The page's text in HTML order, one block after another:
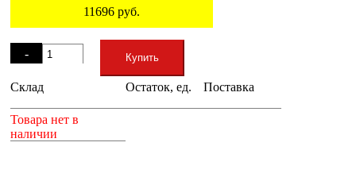
11696 руб.
-
+
Купить
Склад Остаток, ед. Поставка
Товара нет в
наличии